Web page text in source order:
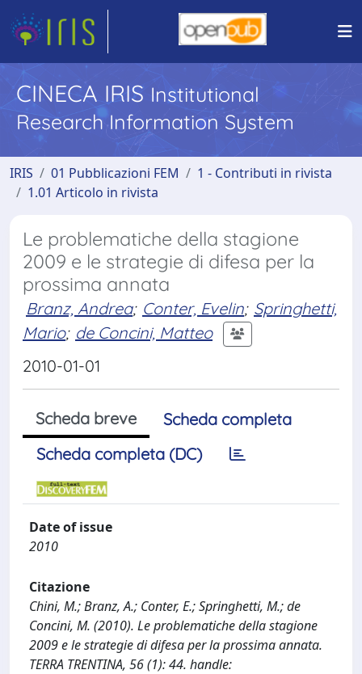
CINECA IRIS Institutional
Research Information System
IRIS 01 Pubblicazioni FEM
1 - Contributi in rivista
1.01 Articolo in rivista
Le problematiche della stagione
2009 e le strategie di difesa per la
prossima annata
Branz, Andrea; Conter, Evelin; Springhetti,
Mario; de Concini, Matteo
2010-01-01
Scheda breve
Scheda completa
Scheda completa (DC)
Date of issue
2010
Citazione
Chini, M.; Branz, A.; Conter, E.; Springhetti, M.; de
Concini, M. (2010). Le problematiche della stagione
2009 e le strategie di difesa per la prossima annata.
TERRA TRENTINA, 56 (1): 44. handle: